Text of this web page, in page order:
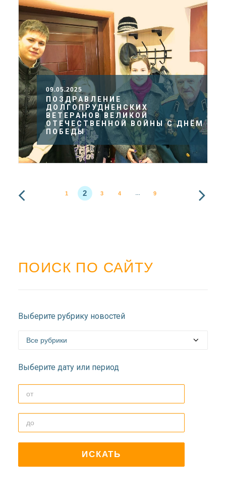
09.05.2025
ПОЗДРАВЛЕНИЕ
ДОЛГОПРУДНЕНСКИХ
ВЕТЕРАНОВ ВЕЛИКОЙ
ОТЕЧЕСТВЕННОЙ ВОЙНЫ С ДНЁМ
ПОБЕДЫ
1 2 3 4 … 9
ПОИСК ПО САЙТУ
Выберите рубрику новостей
Выберите дату или период